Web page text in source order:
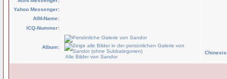
Yahoo Messenger:
AIM-Name:
ICQ-Nummer:
Album:
Alle Bilder von Sandor